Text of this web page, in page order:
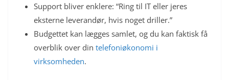
Support bliver enklere: “Ring til IT eller jeres
eksterne leverandør, hvis noget driller.”
Budgettet kan lægges samlet, og du kan faktisk få
overblik over din telefoniøkonomi i
virksomheden.